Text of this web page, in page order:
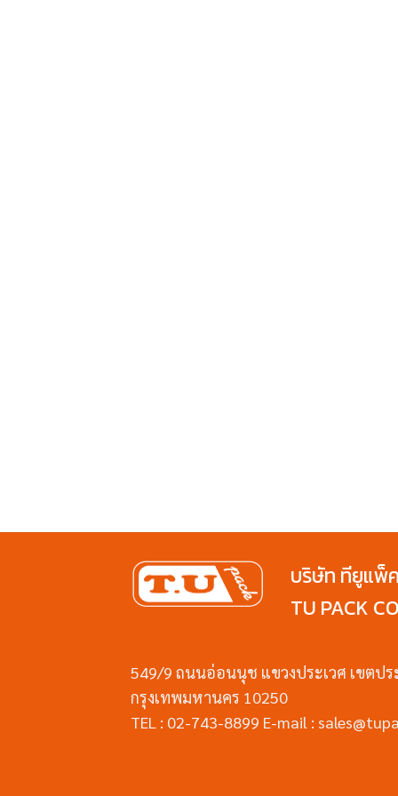
บริษัท ทียูแพ็
TU PACK
549/9 ถนนอ่อนนุช แขวงประเวศ เขตปร
กรุงเทพมหานคร 10250
TEL : 02-743-8899 E-mail :